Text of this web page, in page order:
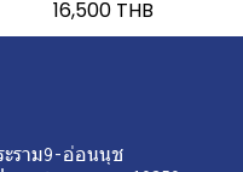
16,500 THB
ราม9-อ่อนนุช